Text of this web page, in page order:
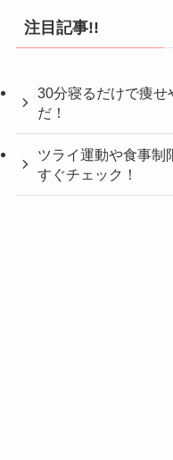
注目記事!!
30分寝るだけで痩せ
だ！
ツライ運動や食事制
すぐチェック！